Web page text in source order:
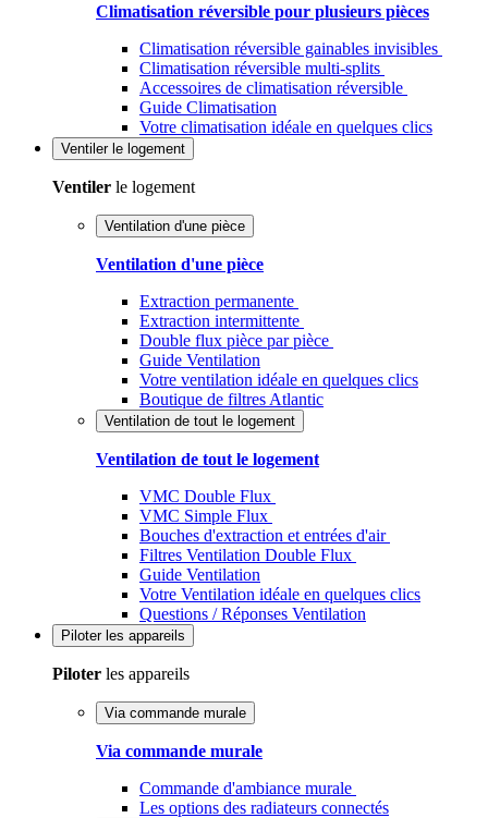
Climatisation réversible pour plusieurs pièces
Climatisation réversible gainables invisibles
Climatisation réversible multi-splits
Accessoires de climatisation réversible
Guide Climatisation
Votre climatisation idéale en quelques clics
Ventiler le logement
Ventiler le logement
Ventilation d'une pièce
Ventilation d'une pièce
Extraction permanente
Extraction intermittente
Double flux pièce par pièce
Guide Ventilation
Votre ventilation idéale en quelques clics
Boutique de filtres Atlantic
Ventilation de tout le logement
Ventilation de tout le logement
VMC Double Flux
VMC Simple Flux
Bouches d'extraction et entrées d'air
Filtres Ventilation Double Flux
Guide Ventilation
Votre Ventilation idéale en quelques clics
Questions / Réponses Ventilation
Piloter les appareils
Piloter les appareils
Via commande murale
Via commande murale
Commande d'ambiance murale
Les options des radiateurs connectés